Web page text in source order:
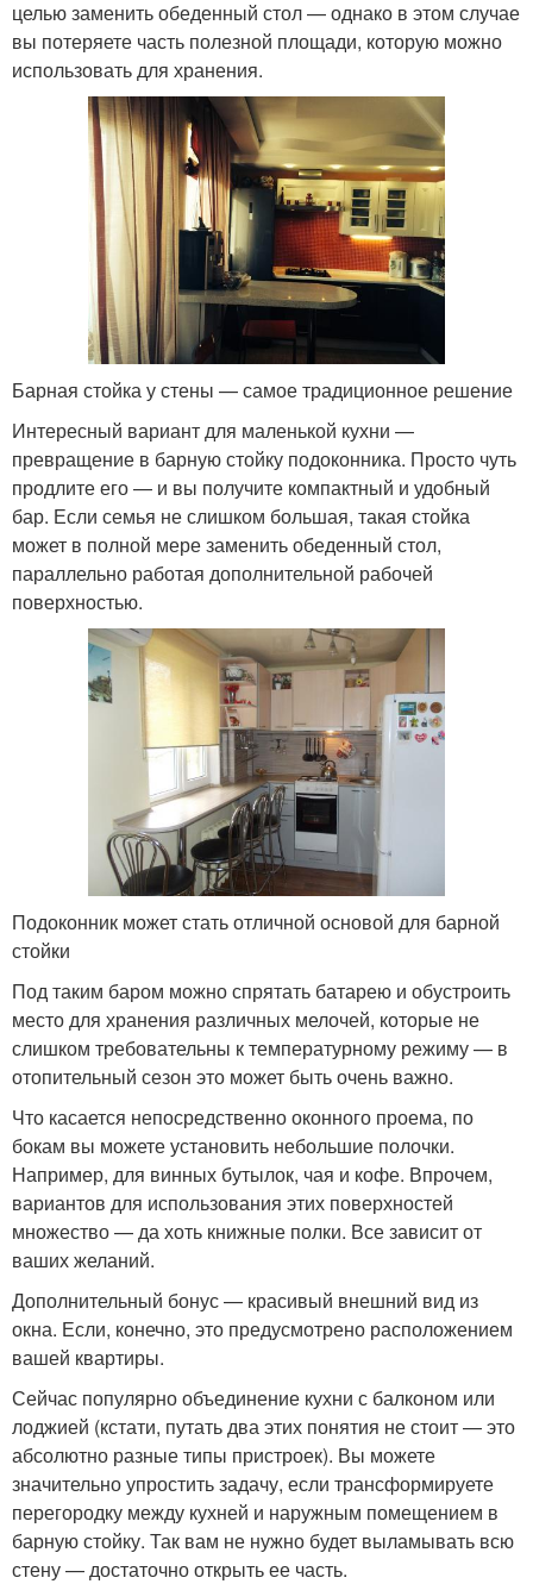
целью заменить обеденный стол — однако в этом случае
вы потеряете часть полезной площади, которую можно
использовать для хранения.
Барная стойка у стены — самое традиционное решение
Интересный вариант для маленькой кухни —
превращение в барную стойку подоконника. Просто чуть
продлите его — и вы получите компактный и удобный
бар. Если семья не слишком большая, такая стойка
может в полной мере заменить обеденный стол,
параллельно работая дополнительной рабочей
поверхностью.
Подоконник может стать отличной основой для барной
стойки
Под таким баром можно спрятать батарею и обустроить
место для хранения различных мелочей, которые не
слишком требовательны к температурному режиму — в
отопительный сезон это может быть очень важно.
Что касается непосредственно оконного проема, по
бокам вы можете установить небольшие полочки.
Например, для винных бутылок, чая и кофе. Впрочем,
вариантов для использования этих поверхностей
множество — да хоть книжные полки. Все зависит от
ваших желаний.
Дополнительный бонус — красивый внешний вид из
окна. Если, конечно, это предусмотрено расположением
вашей квартиры.
Сейчас популярно объединение кухни с балконом или
лоджией (кстати, путать два этих понятия не стоит — это
абсолютно разные типы пристроек). Вы можете
значительно упростить задачу, если трансформируете
перегородку между кухней и наружным помещением в
барную стойку. Так вам не нужно будет выламывать всю
стену — достаточно открыть ее часть.